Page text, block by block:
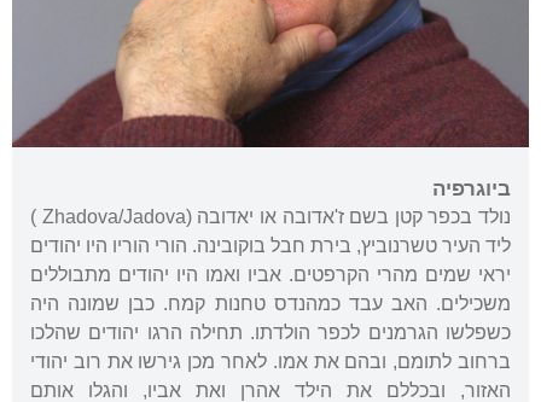
ביוגרפיה
נולד בכפר קטן בשם ז'אדובה או יאדובה (Zhadova/Jadova )
ליד העיר טשרנוביץ, בירת חבל בוקובינה. הורי הוריו היו יהודים
יראי שמים מהרי הקרפטים. אביו ואמו היו יהודים מתבוללים
משכילים. האב עבד כמהנדס טחנות קמח. כבן שמונה היה
כשפלשו הגרמנים לכפר הולדתו. תחילה הרגו יהודים שהלכו
ברחוב לתומם, ובהם את אמו. לאחר מכן גירשו את רוב יהודי
האזור, ובכללם את הילד אהרן ואת אביו, והגלו אותם